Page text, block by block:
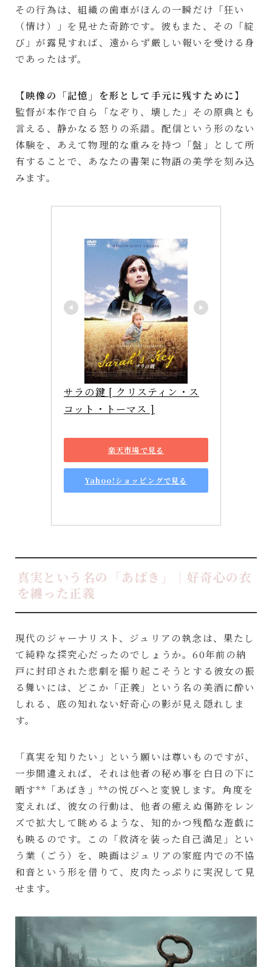
その行為は、組織の歯車がほんの一瞬だけ「狂い
（情け）」を見せた奇跡です。彼もまた、その「綻
び」が露見すれば、遠からず厳しい報いを受ける身
であったはず。
【映像の「記憶」を形として手元に残すために】
監督が本作で自ら「なぞり、壊した」その原典とも
言える、静かなる怒りの系譜。配信という形のない
体験を、あえて物理的な重みを持つ「盤」として所
有することで、あなたの書架に物語の美学を刻み込
みます。
サラの鍵 [ クリスティン・ス
コット・トーマス ]
楽天市場で見る
Yahoo!ショッピングで見る
真実という名の「あばき」｜好奇心の衣
を纏った正義
現代のジャーナリスト、ジュリアの執念は、果たし
て純粋な探究心だったのでしょうか。60年前の納
戸に封印された悲劇を掘り起こそうとする彼女の振
る舞いには、どこか「正義」という名の美酒に酔い
しれる、底の知れない好奇心の影が見え隠れしま
す。
「真実を知りたい」という願いは尊いものですが、
一歩間違えれば、それは他者の秘め事を白日の下に
晒す**「あばき」**の悦びへと変貌します。角度を
変えれば、彼女の行動は、他者の癒えぬ傷跡をレン
ズで拡大して眺めるような、知的かつ残酷な遊戯に
も映るのです。この「救済を装った自己満足」とい
う業（ごう）を、映画はジュリアの家庭内での不協
和音という形を借りて、皮肉たっぷりに実況して見
せます。